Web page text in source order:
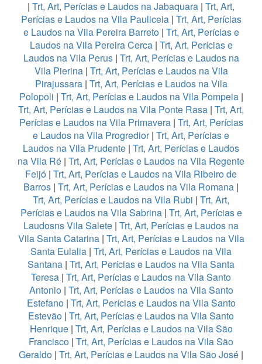
| Trt, Art, Perícias e Laudos na Jabaquara | Trt, Art,
Perícias e Laudos na Vila Pauliceia| Trt, Art, Perícias
e Laudos na Vila Pereira Barreto| Trt, Art, Perícias e
Laudos na Vila Pereira Cerca| Trt, Art, Perícias e
Laudos na Vila Perus| Trt, Art, Perícias e Laudos na
Vila Pierina| Trt, Art, Perícias e Laudos na Vila
Pirajussara| Trt, Art, Perícias e Laudos na Vila
Polopoli | Trt, Art, Perícias e Laudos na Vila Pompeia|
Trt, Art, Perícias e Laudos na Vila Ponte Rasa | Trt, Art,
Perícias e Laudos na Vila Primavera| Trt, Art, Perícias
e Laudos na Vila Progredior| Trt, Art, Perícias e
Laudos na Vila Prudente | Trt, Art, Perícias e Laudos
na Vila Ré | Trt, Art, Perícias e Laudos na Vila Regente
Feijó | Trt, Art, Perícias e Laudos na Vila Ribeiro de
Barros | Trt, Art, Perícias e Laudos na Vila Romana |
Trt, Art, Perícias e Laudos na Vila Rubi | Trt, Art,
Perícias e Laudos na Vila Sabrina| Trt, Art, Perícias e
Laudosns Vila Salete | Trt, Art, Perícias e Laudos na
Vila Santa Catarina| Trt, Art, Perícias e Laudos na Vila
Santa Eulalia | Trt, Art, Perícias e Laudos na Vila
Santana | Trt, Art, Perícias e Laudos na Vila Santa
Teresa | Trt, Art, Perícias e Laudos na Vila Santo
Antonio| Trt, Art, Perícias e Laudos na Vila Santo
Estefano| Trt, Art, Perícias e Laudos na Vila Santo
Estevão | Trt, Art, Perícias e Laudos na Vila Santo
Henrique| Trt, Art, Perícias e Laudos na Vila São
Francisco | Trt, Art, Perícias e Laudos na Vila São
Geraldo | Trt, Art, Perícias e Laudos na Vila São José |